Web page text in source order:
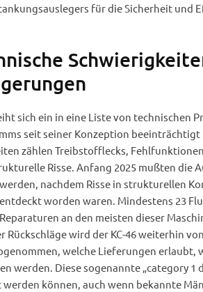
für die Sicherheit und
sich ein in eine Liste von technischen
seit seiner Konzeption beeinträchtigt
zählen Treibstofflecks,
Risse. Anfang 2025 mußten die
nachdem Risse in strukturellen
worden waren. Mindestens 23
an den meisten dieser
Rückschläge wird der KC-46 weiterhin
welche Lieferungen erlaubt,
werden. Diese sogenannte „category 1
können, auch wenn bekannte